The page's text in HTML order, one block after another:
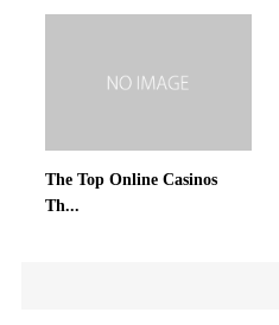
The Top Online Casinos
Th...